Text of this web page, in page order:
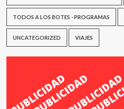
TODOS A LOS BOTES - PROGRAMAS
UNCATEGORIZED VIAJES